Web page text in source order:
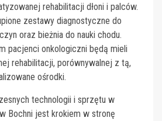
rehabilitacji dłoni i palców.
zestawy diagnostyczne do
oraz bieżnia do nauki chodu.
pacjenci onkologiczni będą mieli
rehabilitacji, porównywalnej z tą,
ośrodki.
technologii i sprzętu w
Bochni jest krokiem w stronę